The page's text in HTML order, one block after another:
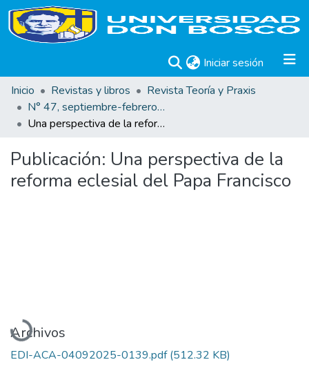
Iniciar sesión (current)
Inicio
Revistas y libros
Revista Teoría y Praxis
N° 47, septiembre-febrero 2025
Una perspectiva de la reforma eclesial del Papa Francisco
Publicación: Una perspectiva de la
reforma eclesial del Papa Francisco
Cargando...
Archivos
EDI-ACA-04092025-0139.pdf(512.32 KB)